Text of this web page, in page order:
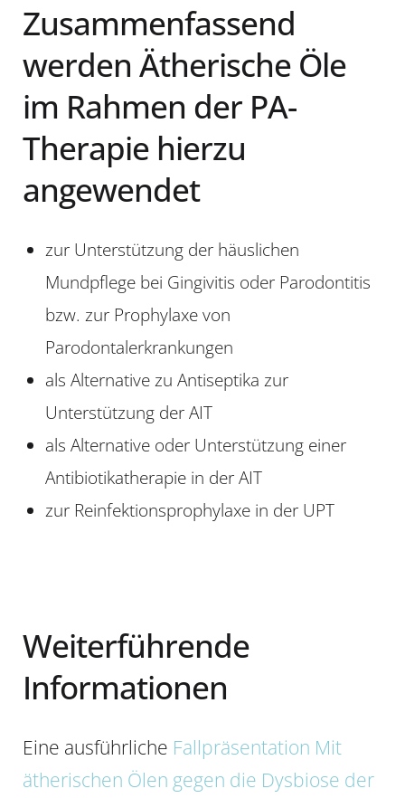
Zusammenfassend
werden Ätherische Öle
im Rahmen der PA-
Therapie hierzu
angewendet
zur Unterstützung der häuslichen
Mundpflege bei Gingivitis oder Parodontitis
bzw. zur Prophylaxe von
Parodontalerkrankungen
als Alternative zu Antiseptika zur
Unterstützung der AIT
als Alternative oder Unterstützung einer
Antibiotikatherapie in der AIT
zur Reinfektionsprophylaxe in der UPT
Weiterführende
Informationen
Eine ausführliche Fallpräsentation Mit
ätherischen Ölen gegen die Dysbiose der